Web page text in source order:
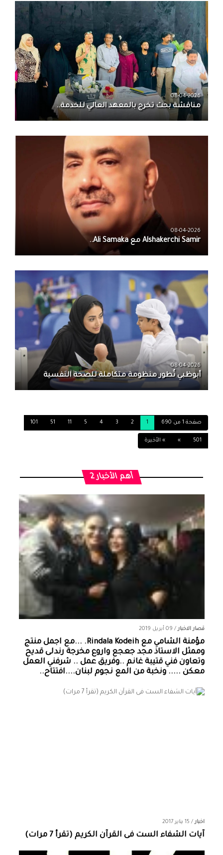
08-04-2026
مناقشة بحث تخرج بالمعهد العالي للخدمة..
08-04-2026
08-04-2026
أبوظبي تُطور منظومة متكاملة للصحة النفسية
صفحة 1 من 690 1
2
3
4
5
11
51
101
501
» » الأخيرة
أهم الأخبار 2
قصار الاخبار/ 09 أبريل 2019
مؤمنة الشامي‏ مع ‏‎Rindala Kodeih‎‏. ...مع اجمل منتج
وممثل الاستاذ مجد جعجع واروع مخرجة رندلى قديح
وتعاون فني قتيبة غانم ..وفريق عمل .. شرفني العمل
معكن ..... ونخبة من المع نجوم لبنان....افتتاح..
اخبار/ 15 يناير 2017
آيات الشفاء الست فى القرآن الكريم (تقرأ 7 مرات)